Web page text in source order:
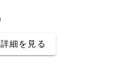
詳細を見る